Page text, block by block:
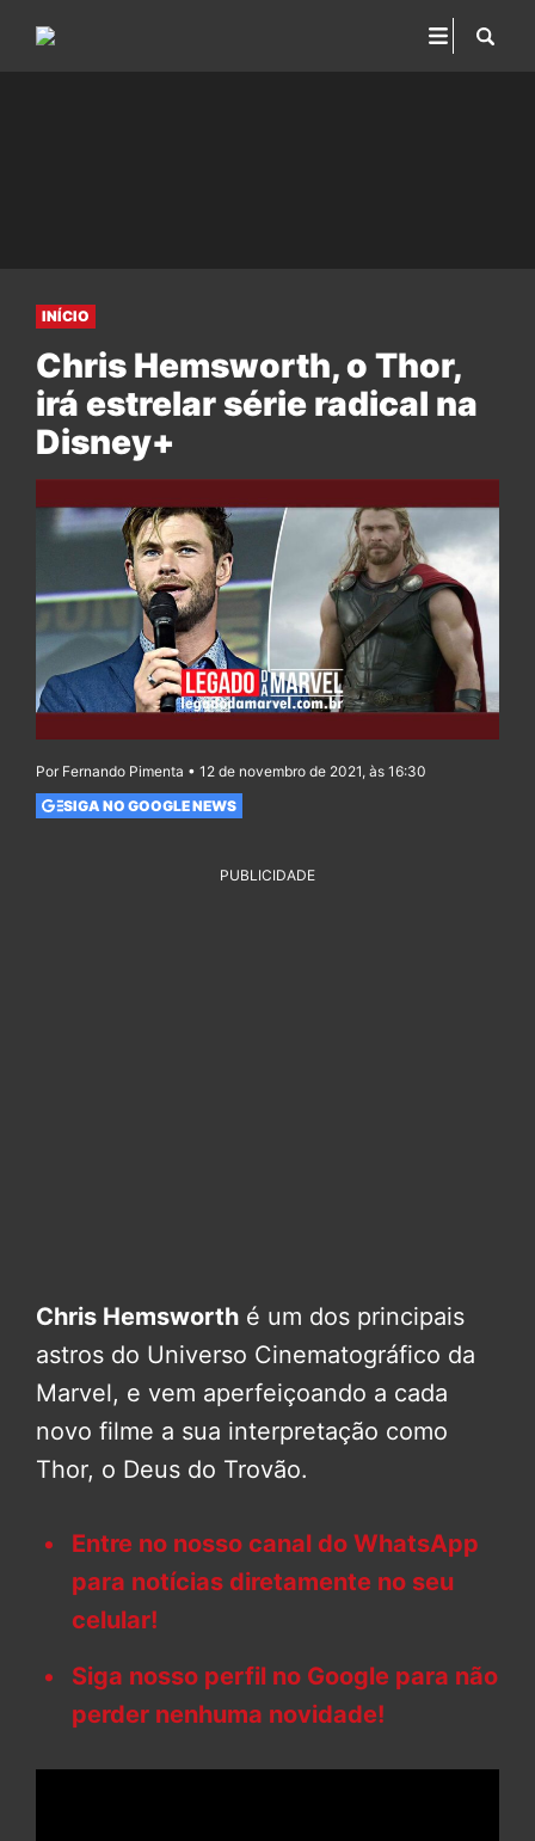
INÍCIO
Chris Hemsworth, o Thor,
irá estrelar série radical na
Disney+
Por Fernando Pimenta • 12 de novembro de 2021, às 16:30
SIGA NO GOOGLE NEWS
PUBLICIDADE
Chris Hemsworth é um dos principais
astros do Universo Cinematográfico da
Marvel, e vem aperfeiçoando a cada
novo filme a sua interpretação como
Thor, o Deus do Trovão.
Entre no nosso canal do WhatsApp
para notícias diretamente no seu
celular!
Siga nosso perfil no Google para não
perder nenhuma novidade!